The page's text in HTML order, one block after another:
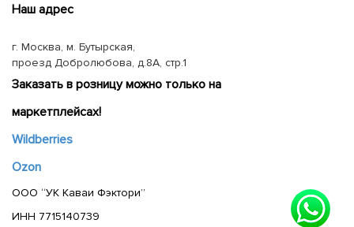
Наш адрес
г. Москва, м. Бутырская,
проезд Добролюбова, д.8А, стр.1
Заказать в розницу можно только на
маркетплейсах!
Wildberries
Ozon
ООО “УК Каваи Фэктори”
ИНН 7715140739